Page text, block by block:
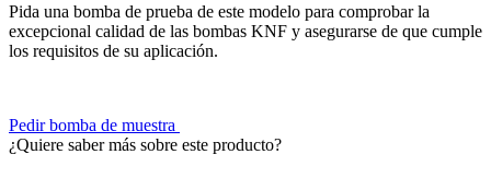
Pida una bomba de prueba de este modelo para comprobar la
excepcional calidad de las bombas KNF y asegurarse de que cumple
los requisitos de su aplicación.
Pedir bomba de muestra
¿Quiere saber más sobre este producto?